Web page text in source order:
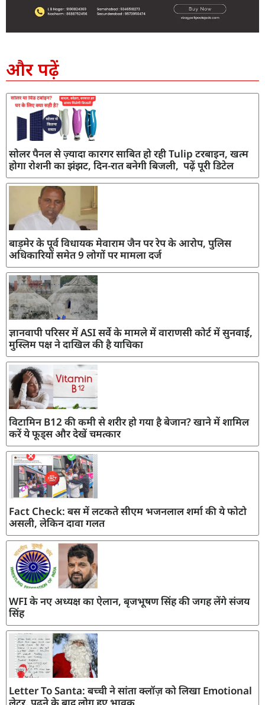
और पढ़ें
सोलर पैनल से ज़्यादा कारगर साबित हो रही Tulip टरबाइन, खत्म
होगा रोशनी का झंझट, दिन-रात बनेगी बिजली, पढ़ें पूरी डिटेल
बाड़मेर के पूर्व विधायक मेवाराम जैन पर रेप के आरोप, पुलिस
अधिकारियों समेत 9 लोगों पर मामला दर्ज
ज्ञानवापी परिसर में ASI सर्वे के मामले में वाराणसी कोर्ट में सुनवाई,
मुस्लिम पक्ष ने दाखिल की है याचिका
विटामिन B12 की कमी से शरीर हो गया है बेजान? खाने में शामिल
करें ये फूड्स और देखें चमत्कार
Fact Check: बस में लटकते सीएम भजनलाल शर्मा की ये फोटो
असली, लेकिन दावा गलत
WFI के नए अध्यक्ष का ऐलान, बृजभूषण सिंह की जगह लेंगे संजय
सिंह
Letter To Santa: बच्ची ने सांता क्लॉज़ को लिखा Emotional